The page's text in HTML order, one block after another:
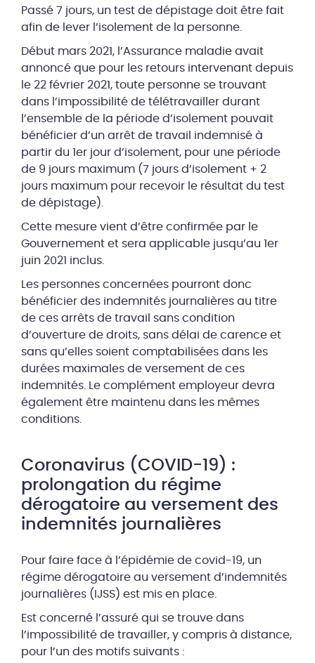
Passé 7 jours, un test de dépistage doit être fait
afin de lever l’isolement de la personne.
Début mars 2021, l’Assurance maladie avait
annoncé que pour les retours intervenant depuis
le 22 février 2021, toute personne se trouvant
dans l’impossibilité de télétravailler durant
l’ensemble de la période d’isolement pouvait
bénéficier d’un arrêt de travail indemnisé à
partir du 1er jour d’isolement, pour une période
de 9 jours maximum (7 jours d’isolement + 2
jours maximum pour recevoir le résultat du test
de dépistage).
Cette mesure vient d’être confirmée par le
Gouvernement et sera applicable jusqu’au 1er
juin 2021 inclus.
Les personnes concernées pourront donc
bénéficier des indemnités journalières au titre
de ces arrêts de travail sans condition
d’ouverture de droits, sans délai de carence et
sans qu’elles soient comptabilisées dans les
durées maximales de versement de ces
indemnités. Le complément employeur devra
également être maintenu dans les mêmes
conditions.
Coronavirus (COVID-19) :
prolongation du régime
dérogatoire au versement des
indemnités journalières
Pour faire face à l’épidémie de covid-19, un
régime dérogatoire au versement d’indemnités
journalières (IJSS) est mis en place.
Est concerné l’assuré qui se trouve dans
l’impossibilité de travailler, y compris à distance,
pour l’un des motifs suivants :